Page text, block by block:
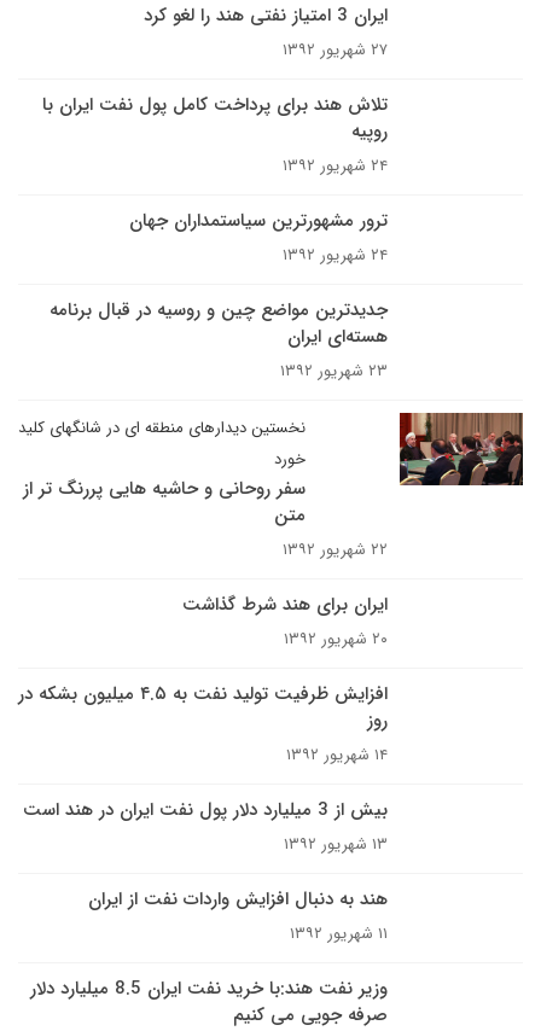
ایران 3 امتیاز نفتی هند را لغو کرد
۲۷ شهریور ۱۳۹۲
تلاش هند برای پرداخت کامل پول نفت ایران با
روپیه
۲۴ شهریور ۱۳۹۲
ترور مشهورترین سیاستمداران جهان
۲۴ شهریور ۱۳۹۲
جدیدترین مواضع چین و روسیه در قبال برنامه
هسته‌ای ایران
۲۳ شهریور ۱۳۹۲
نخستین دیدارهای منطقه ای در شانگهای کلید
خورد
سفر روحانی و حاشیه هایی پررنگ تر از
متن
۲۲ شهریور ۱۳۹۲
ایران برای هند شرط گذاشت
۲۰ شهریور ۱۳۹۲
افزایش ظرفیت تولید نفت به ۴.۵ میلیون بشکه در
روز
۱۴ شهریور ۱۳۹۲
بیش از 3 میلیارد دلار پول نفت ایران در هند است
۱۳ شهریور ۱۳۹۲
هند به دنبال افزایش واردات نفت از ایران
۱۱ شهریور ۱۳۹۲
وزیر نفت هند:با خرید نفت ایران 8.5 میلیارد دلار
صرفه جویی می کنیم